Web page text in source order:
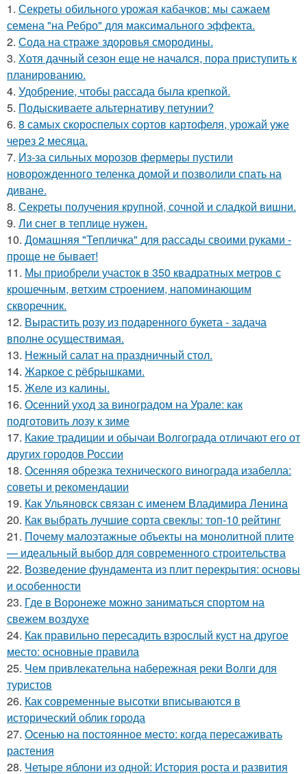
1. Секреты обильного урожая кабачков: мы сажаем
семена "на Ребро" для максимального эффекта.
2. Сода на страже здоровья смородины.
3. Хотя дачный сезон еще не начался, пора приступить к
планированию.
4. Удобрение, чтобы рассада была крепкoй.
5. Подыскиваете альтернативу петунии?
6. 8 самых скороспелых сортов картофеля, урожай уже
через 2 месяца.
7. Из-за сильных морозов фермеры пустили
новорожденного теленка домой и позволили спать на
диване.
8. Секреты получения крупной, сочной и сладкой вишни.
9. Ли снег в теплице нужен.
10. Домашняя "Тепличка" для рассады своими руками -
проще не бывает!
11. Мы приобрели участок в 350 квадратных метров с
крошечным, ветхим строением, напоминающим
скворечник.
12. Вырастить розу из подаренного букета - задача
вполне осуществимая.
13. Нежный салат на праздничный стол.
14. Жаркое с рёбрышками.
15. Желе из калины.
16. Осенний уход за виноградом на Урале: как
подготовить лозу к зиме
17. Какие традиции и обычаи Волгограда отличают его от
других городов России
18. Осенняя обрезка технического винограда изабелла:
советы и рекомендации
19. Как Ульяновск связан с именем Владимира Ленина
20. Как выбрать лучшие сорта свеклы: топ-10 рейтинг
21. Почему малоэтажные объекты на монолитной плите
— идеальный выбор для современного строительства
22. Возведение фундамента из плит перекрытия: основы
и особенности
23. Где в Воронеже можно заниматься спортом на
свежем воздухе
24. Как правильно пересадить взрослый куст на другое
место: основные правила
25. Чем привлекательна набережная реки Волги для
туристов
26. Как современные высотки вписываются в
исторический облик города
27. Осенью на постоянное место: когда пересаживать
растения
28. Четыре яблони из одной: История роста и развития